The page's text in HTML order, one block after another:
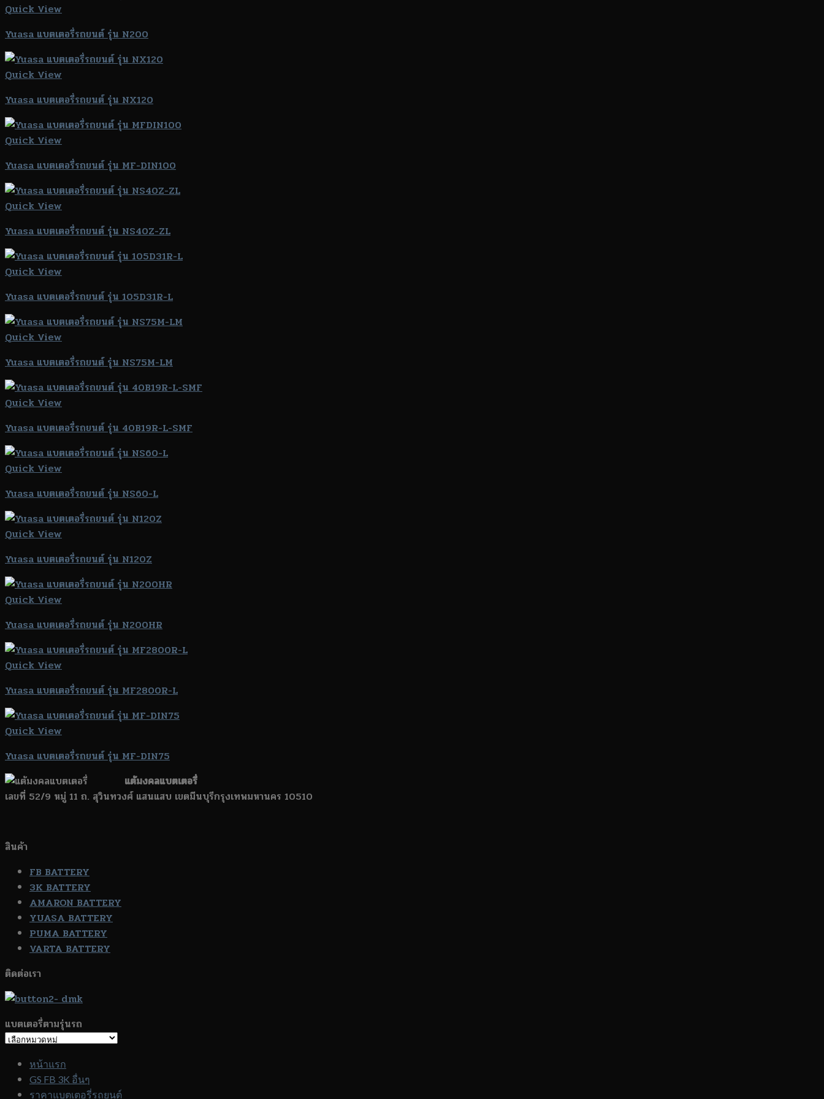
Quick View
Yuasa แบตเตอรี่รถยนต์ รุ่น N200
Quick View
Yuasa แบตเตอรี่รถยนต์ รุ่น NX120
Quick View
Yuasa แบตเตอรี่รถยนต์ รุ่น MF-DIN100
Quick View
Yuasa แบตเตอรี่รถยนต์ รุ่น NS40Z-ZL
Quick View
Yuasa แบตเตอรี่รถยนต์ รุ่น 105D31R-L
Quick View
Yuasa แบตเตอรี่รถยนต์ รุ่น NS75M-LM
Quick View
Yuasa แบตเตอรี่รถยนต์ รุ่น 40B19R-L-SMF
Quick View
Yuasa แบตเตอรี่รถยนต์ รุ่น NS60-L
Quick View
Yuasa แบตเตอรี่รถยนต์ รุ่น N120Z
Quick View
Yuasa แบตเตอรี่รถยนต์ รุ่น N200HR
Quick View
Yuasa แบตเตอรี่รถยนต์ รุ่น MF2800R-L
Quick View
Yuasa แบตเตอรี่รถยนต์ รุ่น MF-DIN75
แต้มงคลแบตเตอรี่
เลขที่ 52/9 หมู่ 11 ถ. สุวินทวงศ์ แสนแสบ เขตมีนบุรีกรุงเทพมหานคร 10510
สินค้า
FB BATTERY
3K BATTERY
AMARON BATTERY
YUASA BATTERY
PUMA BATTERY
VARTA BATTERY
ติดต่อเรา
แบตเตอรี่ตามรุ่นรถ
แบตเตอรี่
หน้าแรก
GS FB 3K อื่นๆ
ราคาแบตเตอรี่รถยนต์